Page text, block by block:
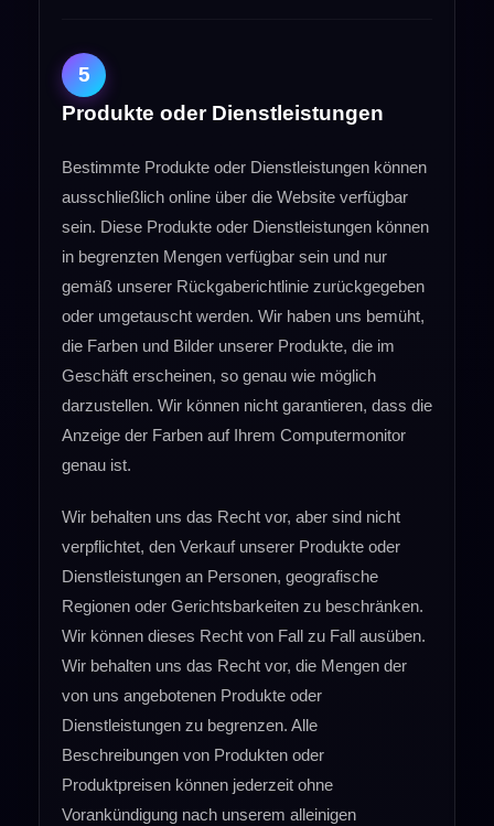
5
Produkte oder Dienstleistungen
Bestimmte Produkte oder Dienstleistungen können
ausschließlich online über die Website verfügbar
sein. Diese Produkte oder Dienstleistungen können
in begrenzten Mengen verfügbar sein und nur
gemäß unserer Rückgaberichtlinie zurückgegeben
oder umgetauscht werden. Wir haben uns bemüht,
die Farben und Bilder unserer Produkte, die im
Geschäft erscheinen, so genau wie möglich
darzustellen. Wir können nicht garantieren, dass die
Anzeige der Farben auf Ihrem Computermonitor
genau ist.
Wir behalten uns das Recht vor, aber sind nicht
verpflichtet, den Verkauf unserer Produkte oder
Dienstleistungen an Personen, geografische
Regionen oder Gerichtsbarkeiten zu beschränken.
Wir können dieses Recht von Fall zu Fall ausüben.
Wir behalten uns das Recht vor, die Mengen der
von uns angebotenen Produkte oder
Dienstleistungen zu begrenzen. Alle
Beschreibungen von Produkten oder
Produktpreisen können jederzeit ohne
Vorankündigung nach unserem alleinigen